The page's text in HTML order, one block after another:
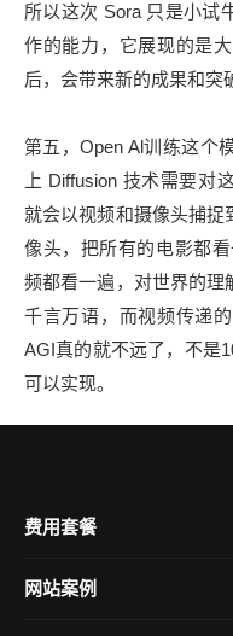
所以这次 Sora 只是小试
作的能力，它展现的是
后，会带来新的成果和突
第五，Open Al训练这个
上 Diffusion 技术需要对
就会以视频和摄像头捕捉
像头，把所有的电影都
频都看一遍，对世界的理
千言万语，而视频传递
AGI真的就不远了，不是
可以实现。
费用套餐
网站案例